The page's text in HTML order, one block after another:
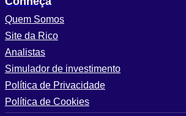
Quem Somos
Site da Rico
Analistas
Simulador de investimento
Política de Privacidade
Política de Cookies